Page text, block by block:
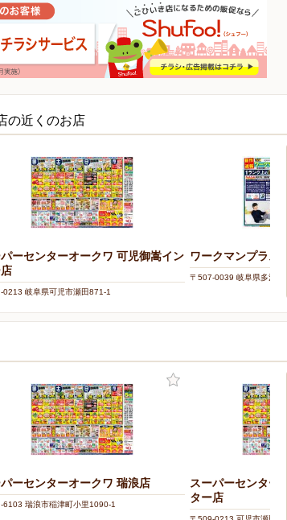
の近くのお店
ーセンターオークワ 可児御嵩イン
0213 岐阜県可児市瀬田871-1
ワークマンプラス
〒507-0039 岐阜県多治
ーセンターオークワ 瑞浪店
6103 瑞浪市稲津町小里1090-1
スーパーセンター
ター店